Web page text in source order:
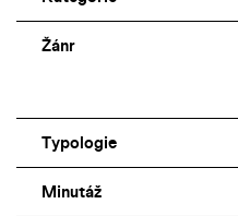
Žánr
Typologie
Minutáž